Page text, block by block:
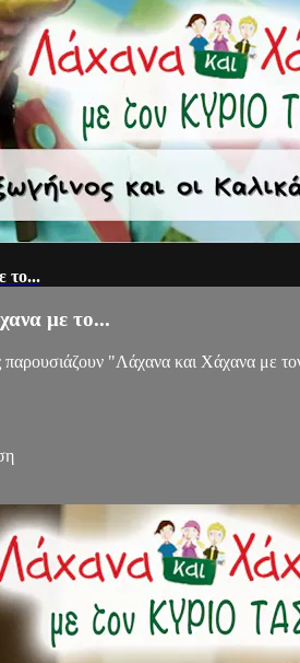
το...
με το...
"Λάχανα και Χάχανα με